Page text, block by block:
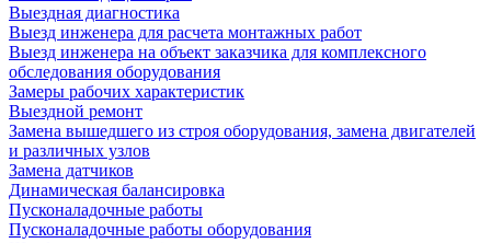
Выездная диагностика
Выезд инженера для расчета монтажных работ
Выезд инженера на объект заказчика для комплексного
обследования оборудования
Замеры рабочих характеристик
Выездной ремонт
Замена вышедшего из строя оборудования, замена двигателей
и различных узлов
Замена датчиков
Динамическая балансировка
Пусконаладочные работы
Пусконаладочные работы оборудования